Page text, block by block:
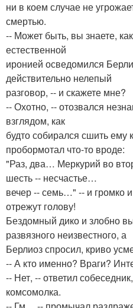
ни в коем случае не
смертью.
-- Может быть, вы знаете,
естественной
иронией осведомился
действительно нелепый
разговор, -- и скажете мне?
-- Охотно, -- отозвался
взглядом, как
будто собирался сшить ему
пробормотал что-то вроде:
"Раз, два… Меркурий во
шесть -- несчастье…
вечер -- семь…" -- и громко
отрежут голову!
Бездомный дико и злобно
развязного неизвестного, а
Берлиоз спросил, криво
-- А кто именно? Враги?
-- Нет, -- ответил
комсомолка.